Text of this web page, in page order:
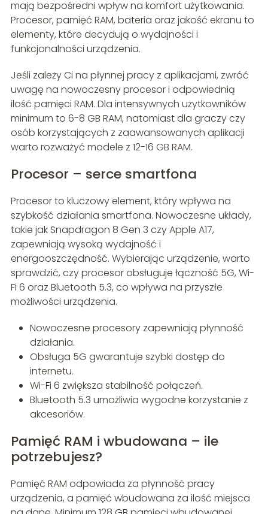
mają bezpośredni wpływ na komfort użytkowania.
Procesor, pamięć RAM, bateria oraz jakość ekranu to
elementy, które decydują o wydajności i
funkcjonalności urządzenia.
Jeśli zależy Ci na płynnej pracy z aplikacjami, zwróć
uwagę na nowoczesny procesor i odpowiednią
ilość pamięci RAM. Dla intensywnych użytkowników
minimum to 6-8 GB RAM, natomiast dla graczy czy
osób korzystających z zaawansowanych aplikacji
warto rozważyć modele z 12-16 GB RAM.
Procesor – serce smartfona
Procesor to kluczowy element, który wpływa na
szybkość działania smartfona. Nowoczesne układy,
takie jak Snapdragon 8 Gen 3 czy Apple A17,
zapewniają wysoką wydajność i
energooszczędność. Wybierając urządzenie, warto
sprawdzić, czy procesor obsługuje łączność 5G, Wi-
Fi 6 oraz Bluetooth 5.3, co wpływa na przyszłe
możliwości urządzenia.
Nowoczesne procesory zapewniają płynność
działania.
Obsługa 5G gwarantuje szybki dostęp do
internetu.
Wi-Fi 6 zwiększa stabilność połączeń.
Bluetooth 5.3 umożliwia wygodne korzystanie z
akcesoriów.
Pamięć RAM i wbudowana – ile
potrzebujesz?
Pamięć RAM odpowiada za płynność pracy
urządzenia, a pamięć wbudowana za ilość miejsca